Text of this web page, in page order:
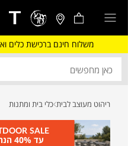
משלוח חינם ברכישת כלים
ריהוט מעוצב לבית כלי בית ומתנות
SALE
עד 40% הנחה!